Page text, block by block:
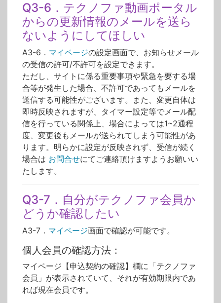
Q3-6．テクノファ動画ポータル
からの更新情報のメールを送ら
ないようにしてほしい
A3-6． マイページの設定画面で、お知らせメール
の受信の許可/不許可を設定できます。
ただし、サイトに係る重要事項や緊急を要する場
合等が発生した場合、不許可であってもメールを
送信する可能性がございます。また、変更自体は
即時反映されますが、タイマー設定等でメール配
信を行っている関係上、場合によっては1~2通程
度、変更後もメールが送られてしまう可能性があ
ります。明らかに設定が反映されず、受信が続く
場合は お問合せにてご連絡頂けますようお願いい
たします。
Q3-7．自分がテクノファ会員か
どうか確認したい
A3-7． マイページ画面で確認が可能です。
個人会員の確認方法：
マイページ【申込契約の確認】欄に「テクノファ
会員」が表示されていて、それが有効期限内であ
れば現在会員です。